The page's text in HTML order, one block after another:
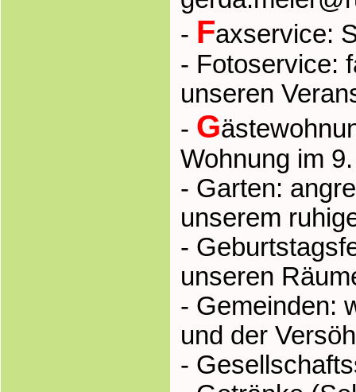
- Faxservice:
- Fotoservice:
unseren
- G
Wohnung im
- Garten:
unserem
-
unseren
- Gemeinden:
und der
-